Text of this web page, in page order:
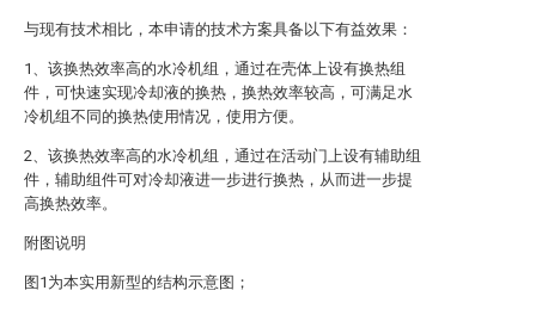
与现有技术相比，本申请的技术方案具备以下有益效果：
1、该换热效率高的水冷机组，通过在壳体上设有换热组
件，可快速实现冷却液的换热，换热效率较高，可满足水
冷机组不同的换热使用情况，使用方便。
2、该换热效率高的水冷机组，通过在活动门上设有辅助组
件，辅助组件可对冷却液进一步进行换热，从而进一步提
高换热效率。
附图说明
图1为本实用新型的结构示意图；